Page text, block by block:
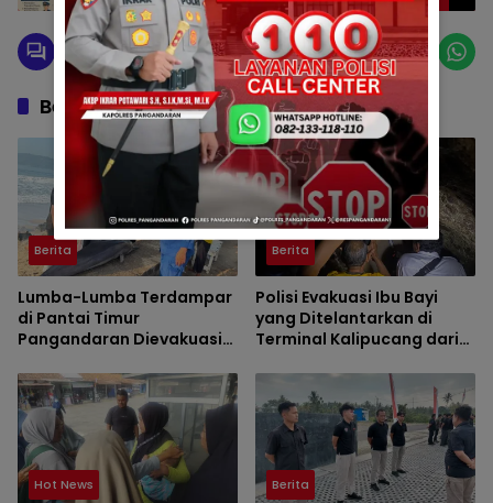
Berita Berkaitan
Berita
Lumba-Lumba Terdampar
di Pantai Timur
Pangandaran Dievakuasi
Berita
Polisi Evakuasi Ibu Bayi
yang Ditelantarkan di
Terminal Kalipucang dari
Hot News Berita